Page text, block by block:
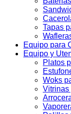
Tapas
Equipo para
Equipo y
Platos
Woks
Vitrinas